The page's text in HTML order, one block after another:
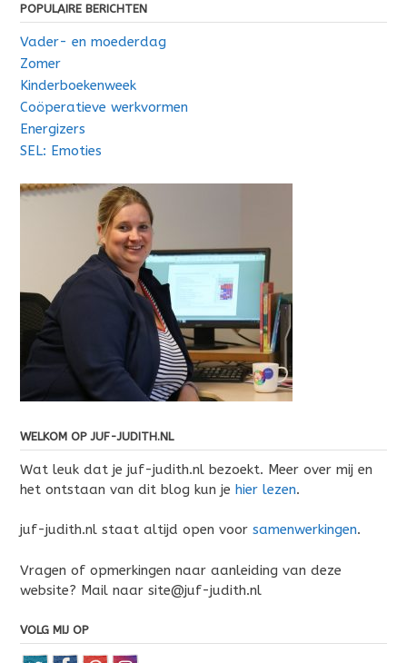
POPULAIRE BERICHTEN
Vader- en moederdag
Zomer
Kinderboekenweek
Coöperatieve werkvormen
Energizers
SEL: Emoties
WELKOM OP JUF-JUDITH.NL
Wat leuk dat je juf-judith.nl bezoekt. Meer over mij en
het ontstaan van dit blog kun je hier lezen.
juf-judith.nl staat altijd open voor samenwerkingen.
Vragen of opmerkingen naar aanleiding van deze
website? Mail naar site@juf-judith.nl
VOLG MIJ OP